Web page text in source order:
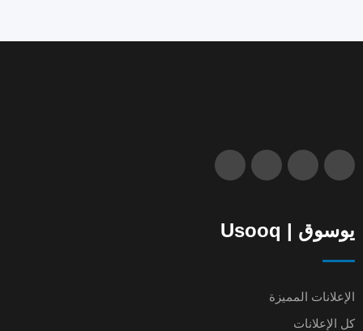
يوسوق | Usooq
الإعلانات المميزة
كل الإعلانات